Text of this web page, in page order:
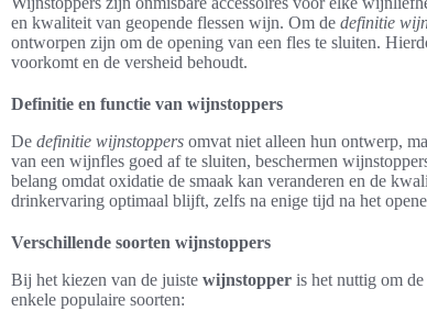
en kwaliteit van geopende flessen wijn. Om de definitie
ontworpen zijn om de opening van een fles te sluiten.
voorkomt en de versheid behoudt.
Definitie en functie van wijnstoppers
De definitie wijnstoppers omvat niet alleen hun ontwerp,
van een wijnfles goed af te sluiten, beschermen
belang omdat oxidatie de smaak kan veranderen en de
drinkervaring optimaal blijft, zelfs na enige tijd na het
Verschillende soorten wijnstoppers
Bij het kiezen van de juiste wijnstopper is het nuttig om
enkele populaire soorten: